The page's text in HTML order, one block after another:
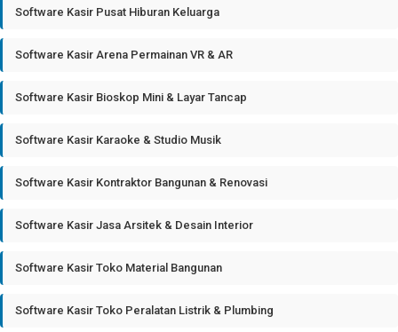
Software Kasir Pusat Hiburan Keluarga
Software Kasir Arena Permainan VR & AR
Software Kasir Bioskop Mini & Layar Tancap
Software Kasir Karaoke & Studio Musik
Software Kasir Kontraktor Bangunan & Renovasi
Software Kasir Jasa Arsitek & Desain Interior
Software Kasir Toko Material Bangunan
Software Kasir Toko Peralatan Listrik & Plumbing